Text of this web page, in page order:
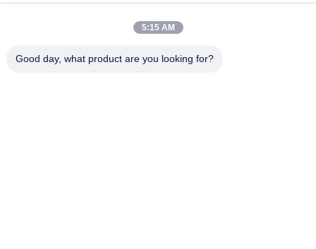
Stanzwerkzeug mit sechseckiger Form
Hexagon Bolt Head Trimming Die Spiegel Polieren vor und nach
5:15 AM
Good day, what product are you looking for?